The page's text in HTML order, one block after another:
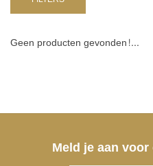
NURSERY / TABLEWARE
Geen producten gevonden!...
Meld je aan